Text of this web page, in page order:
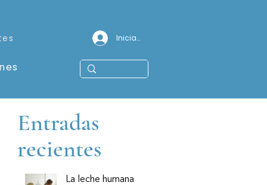
Iniciar sesión
Entradas
recientes
La leche humana